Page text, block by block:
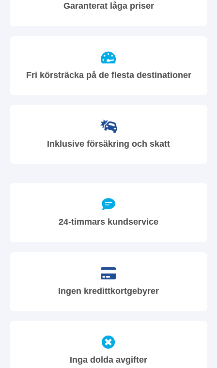
Garanterat låga priser
Fri körsträcka på de flesta destinationer
Inklusive försäkring och skatt
24-timmars kundservice
Ingen kredittkortgebyrer
Inga dolda avgifter